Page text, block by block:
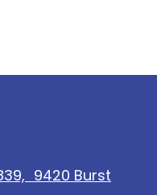
9420 Burst